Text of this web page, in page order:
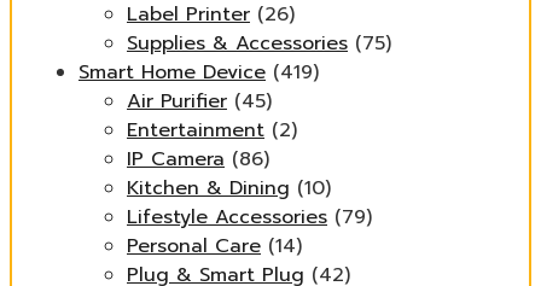
Label Printer (26)
Supplies & Accessories (75)
Smart Home Device (419)
Air Purifier (45)
Entertainment (2)
IP Camera (86)
Kitchen & Dining (10)
Lifestyle Accessories (79)
Personal Care (14)
Plug & Smart Plug (42)